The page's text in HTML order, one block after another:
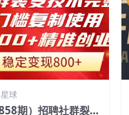
球
期）招聘社群裂变